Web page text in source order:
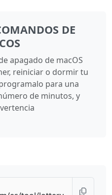
DE
apagado de macOS
reiniciar o dormir tu
para una
de minutos, y